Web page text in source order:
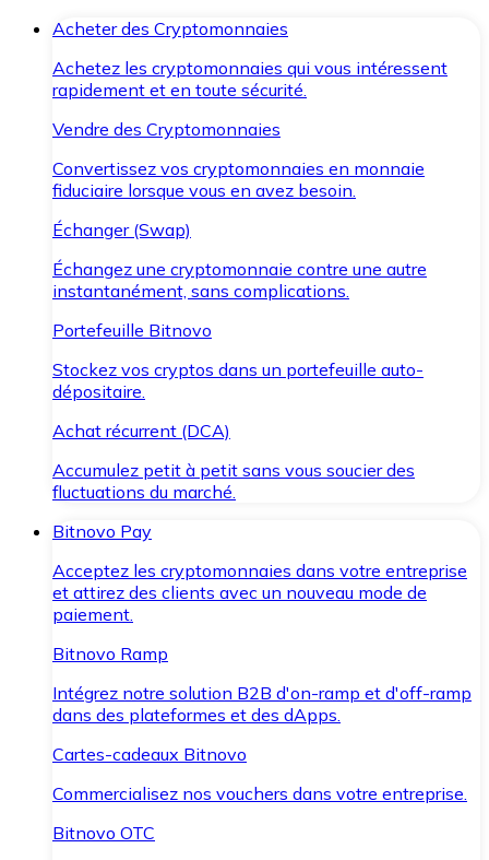
Acheter des Cryptomonnaies
Achetez les cryptomonnaies qui vous intéressent
rapidement et en toute sécurité.
Vendre des Cryptomonnaies
Convertissez vos cryptomonnaies en monnaie
fiduciaire lorsque vous en avez besoin.
Échanger (Swap)
Échangez une cryptomonnaie contre une autre
instantanément, sans complications.
Portefeuille Bitnovo
Stockez vos cryptos dans un portefeuille auto-
dépositaire.
Achat récurrent (DCA)
Accumulez petit à petit sans vous soucier des
fluctuations du marché.
Bitnovo Pay
Acceptez les cryptomonnaies dans votre entreprise
et attirez des clients avec un nouveau mode de
paiement.
Bitnovo Ramp
Intégrez notre solution B2B d'on-ramp et d'off-ramp
dans des plateformes et des dApps.
Cartes-cadeaux Bitnovo
Commercialisez nos vouchers dans votre entreprise.
Bitnovo OTC